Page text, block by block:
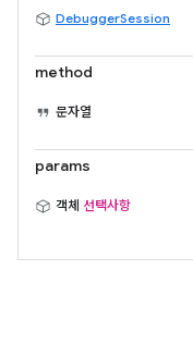
DebuggerSession
method
문자열
params
객체 선택사항